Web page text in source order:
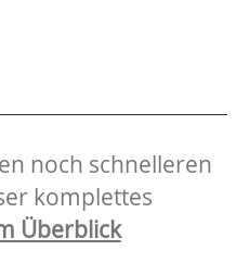
noch schnelleren
komplettes
Überblick